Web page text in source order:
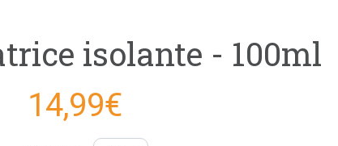
isolante - 100ml
14,99€